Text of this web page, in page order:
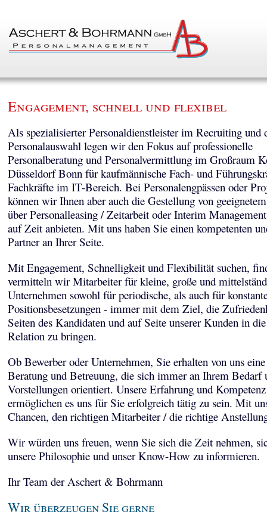
Engagement, schnell und flexibel
Als spezialisierter Personaldienstleister im Recruiting und
Personalauswahl legen wir den Fokus auf professionelle
Personalberatung und Personalvermittlung im Großraum
Düsseldorf Bonn für kaufmännische Fach- und
Fachkräfte im IT-Bereich. Bei Personalengpässen oder
können wir Ihnen aber auch die Gestellung von
über Personalleasing / Zeitarbeit oder Interim
auf Zeit anbieten. Mit uns haben Sie einen kompetenten
Partner an Ihrer Seite.
Mit Engagement, Schnelligkeit und Flexibilität suchen,
vermitteln wir Mitarbeiter für kleine, große und
Unternehmen sowohl für periodische, als auch für
Positionsbesetzungen - immer mit dem Ziel, die
Seiten des Kandidaten und auf Seite unserer Kunden in
Relation zu bringen.
Ob Bewerber oder Unternehmen, Sie erhalten von uns
Beratung und Betreuung, die sich immer an Ihrem Bedarf
Vorstellungen orientiert. Unsere Erfahrung und Kompetenz
ermöglichen es uns für Sie erfolgreich tätig zu sein. Mit
Chancen, den richtigen Mitarbeiter / die richtige
Wir würden uns freuen, wenn Sie sich die Zeit nehmen,
unsere Philosophie und unser Know-How zu informieren.
Ihr Team der Aschert & Bohrmann
Wir überzeugen Sie gerne